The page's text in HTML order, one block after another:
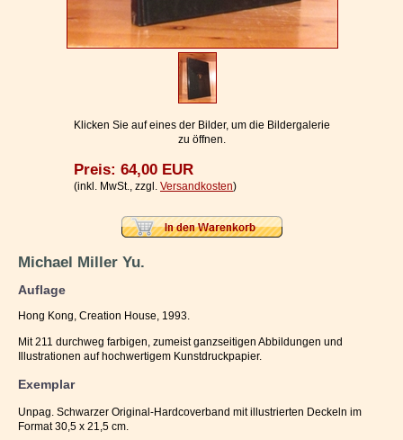
Ihr WarenkorbKlicken Sie auf eines der Bilder, um die Bildergalerie
zu öffnen.
Preis: 64,00 EUR
(inkl. MwSt., zzgl. Versandkosten)
Michael Miller Yu.
Auflage
Hong Kong, Creation House, 1993.
Mit 211 durchweg farbigen, zumeist ganzseitigen Abbildungen und
Illustrationen auf hochwertigem Kunstdruckpapier.
Exemplar
Unpag. Schwarzer Original-Hardcoverband mit illustrierten Deckeln im
Format 30,5 x 21,5 cm.